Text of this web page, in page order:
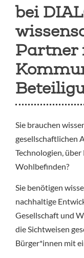
bei
Partner
Sie brauchen
gesellschaftlichen
Technologien,
Wohlbefinden?
Sie benötigen
nachhaltige
Gesellschaft und
die Sichtweisen
Bürger*innen mit